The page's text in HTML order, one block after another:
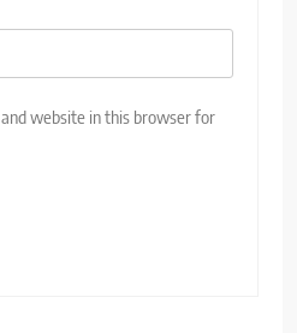
website in this browser for